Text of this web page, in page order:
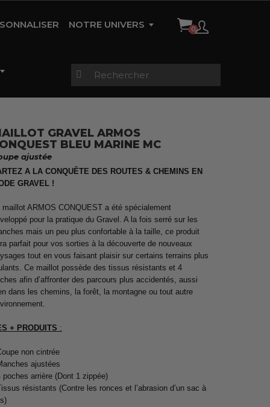
NOTRE UNIVERS
AMBASSADEURS
Vestes étanches &
Pluie et Sécurité
Trifonctions Enfants
Cuissard TRI
thermiques
Collants zippés
échauffement
Maillots Manches Longues
Homme
GRAVEL ARMOS
BLEU MARINE MC
ajustée
A LA CONQUÊTE DES ROUTES & CHEMINS EN
GRAVEL !
maillot ARMOS CONQUEST a été spécialement
pour la pratique du Gravel. A la fois serré sur les
mais un peu plus confortable à la taille, ce produit
parfait pour vos sorties à la découverte de nouveaux
tout en vous faisant plaisir sur certains terrains plus
Ce maillot possède des tissus résistants et 4
afin d’affronter des parcours plus accidentés, aussi
dans les chemins, la forêt, la montagne ou tout autre
+ PRODUITS :
non cintrée
ajustées
poches arrière (Dont 1 zippée)
résistants (Contre les ronces et l’abrasion d’un sac à